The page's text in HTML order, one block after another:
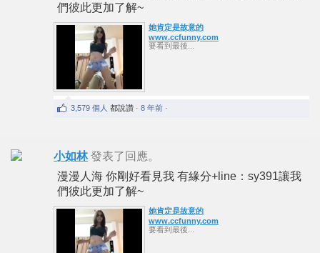
們彼此更加了解~
她肯定是故意的
www.ccfunny.com
要看到最後...
3,579 個人 都說讚 · 8 年前 ·
小如林 發表了回應。
漫漫人海 你剛好看見我 有緣分+line：sy391讓我
們彼此更加了解~
她肯定是故意的
www.ccfunny.com
要看到最後...